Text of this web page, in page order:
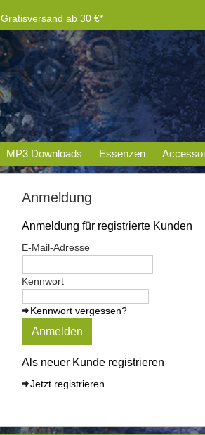
Gratisversand ab 30 €*
MP3 Downloads Essenzen
Anmeldung
Anmeldung für registrierte Kunden
E-Mail-Adresse
Kennwort
Kennwort vergessen?
Anmelden
Als neuer Kunde registrieren
Jetzt registrieren